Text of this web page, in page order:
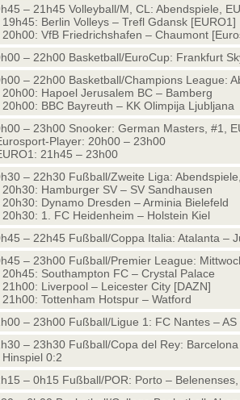
– 21h45 Volleyball/M, CL: Abendspiele,
Berlin Volleys – Trefl Gdansk [EURO1]
VfB Friedrichshafen – Chaumont
– 22h00 Basketball/EuroCup: Frankfurt
– 22h00 Basketball/Champions League:
Hapoel Jerusalem BC – Bamberg
BBC Bayreuth – KK Olimpija Ljubljana
– 23h00 Snooker: German Masters, #1,
Player: 20h00 – 23h00
21h45 – 23h00
– 22h30 Fußball/Zweite Liga:
Hamburger SV – SV Sandhausen
Dynamo Dresden – Arminia Bielefeld
1. FC Heidenheim – Holstein Kiel
– 22h45 Fußball/Coppa Italia: Atalanta –
– 23h00 Fußball/Premier League:
Southampton FC – Crystal Palace
Liverpool – Leicester City [DAZN]
Tottenham Hotspur – Watford
– 23h00 Fußball/Ligue 1: FC Nantes –
– 23h30 Fußball/Copa del Rey:
0:2
– 0h15 Fußball/POR: Porto –